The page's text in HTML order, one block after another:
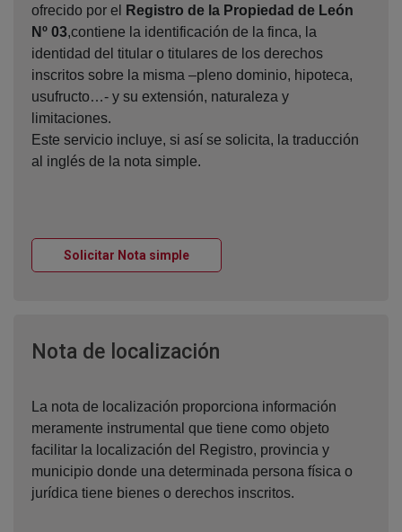
ofrecido por el
Registro de la Propiedad de León
Nº 03,contiene la identificación de la finca, la
identidad del titular o titulares de los derechos
inscritos sobre la misma –pleno dominio, hipoteca,
usufructo…- y su extensión, naturaleza y
limitaciones.
Este servicio incluye, si así se solicita, la traducción
al inglés de la nota simple.
Solicitar Nota simpleVentana nueva
Nota de localización
La nota de localización proporciona información
meramente instrumental que tiene como objeto
facilitar la localización del Registro, provincia y
municipio donde una determinada persona física o
jurídica tiene bienes o derechos inscritos.